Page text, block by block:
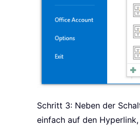
Schritt 3: Neben der
einfach auf den